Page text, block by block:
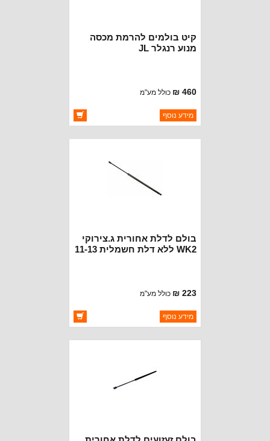
קיט בולמים להרמת מכסה
מנוע רנגלר JL
460 ₪ כולל מע"מ
ברקוד: BJ7124
יצרן:OAKMAN OFFROAD
מידע נוסף
בולם לדלת אחורית ג.צירוקי
WK2 ללא דלת חשמלית 11-13
223 ₪ כולל מע"מ
ברקוד: 55113632AC
יצרן:CROWN AUTOMOTIVE
מידע נוסף